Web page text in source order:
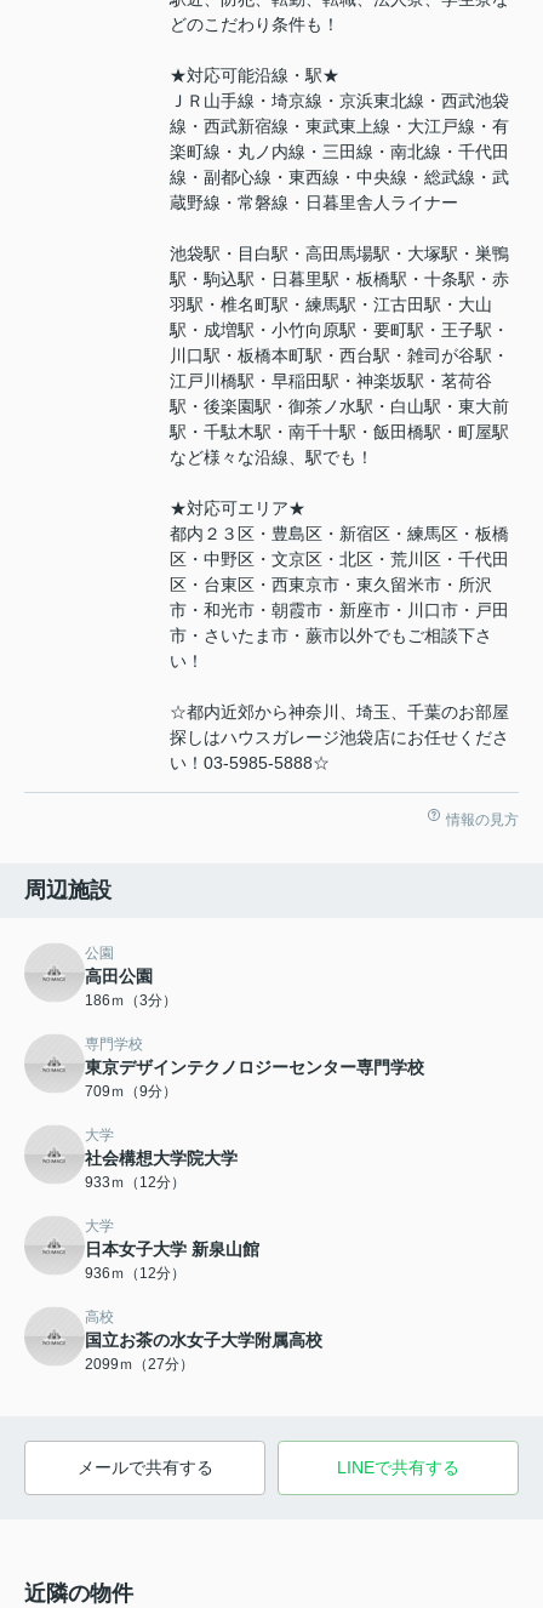
どのこだわり条件も！
★対応可能沿線・駅★
ＪＲ山手線・埼京線・京浜東北線・西武池袋
線・西武新宿線・東武東上線・大江戸線・有
楽町線・丸ノ内線・三田線・南北線・千代田
線・副都心線・東西線・中央線・総武線・武
蔵野線・常磐線・日暮里舎人ライナー
池袋駅・目白駅・高田馬場駅・大塚駅・巣鴨
駅・駒込駅・日暮里駅・板橋駅・十条駅・赤
羽駅・椎名町駅・練馬駅・江古田駅・大山
駅・成増駅・小竹向原駅・要町駅・王子駅・
川口駅・板橋本町駅・西台駅・雑司が谷駅・
江戸川橋駅・早稲田駅・神楽坂駅・茗荷谷
駅・後楽園駅・御茶ノ水駅・白山駅・東大前
駅・千駄木駅・南千十駅・飯田橋駅・町屋駅
など様々な沿線、駅でも！
★対応可エリア★
都内２３区・豊島区・新宿区・練馬区・板橋
区・中野区・文京区・北区・荒川区・千代田
区・台東区・西東京市・東久留米市・所沢
市・和光市・朝霞市・新座市・川口市・戸田
市・さいたま市・蕨市以外でもご相談下さ
い！
☆都内近郊から神奈川、埼玉、千葉のお部屋
探しはハウスガレージ池袋店にお任せくださ
い！03-5985-5888☆
情報の見方
周辺施設
公園
高田公園
186ｍ（3分）
専門学校
東京デザインテクノロジーセンター専門学校
709ｍ（9分）
大学
社会構想大学院大学
933ｍ（12分）
大学
日本女子大学 新泉山館
936ｍ（12分）
高校
国立お茶の水女子大学附属高校
2099ｍ（27分）
メールで共有する LINEで共有する
近隣の物件